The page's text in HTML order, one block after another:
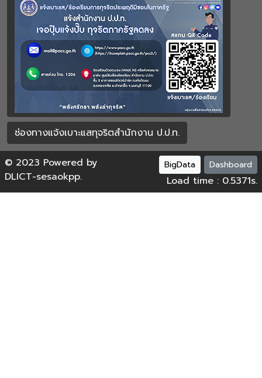
ช่องทางแจ้งเบาะแสทุจริตสำนักงาน ป.ป.ท.
© 2023 Powered by
DLICT-sesaokpp.
BigData Dashboard
Load time : 0.5371s.